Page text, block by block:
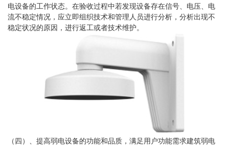
电设备的工作状态。在验收过程中若发现设备存在信号、电压、电
流不稳定情况，应立即组织技术和管理人员进行分析，分析出现不
稳定状况的原因，进行返工或者技术维护。
（四）、提高弱电设备的功能和品质，满足用户功能需求建筑弱电